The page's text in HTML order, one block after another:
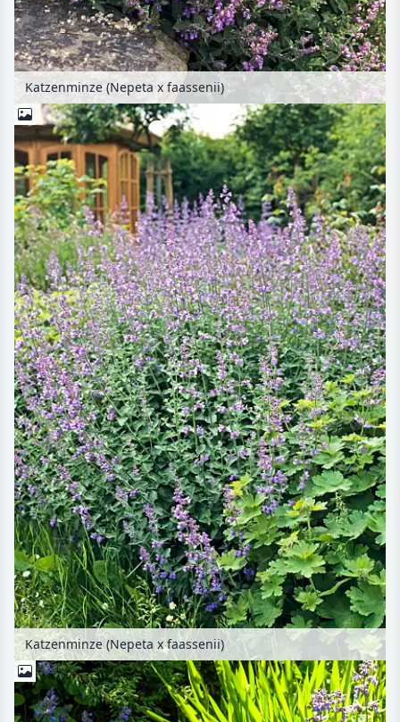
Katzenminze (Nepeta x faassenii)
Katzenminze (Nepeta x faassenii)